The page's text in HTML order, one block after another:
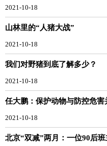
2021-10-18
山林里的“人猪大战”
2021-10-18
我们对野猪到底了解多少？
2021-10-18
任大鹏：保护动物与防控危害
2021-10-18
北京“双减”两月：一位90后